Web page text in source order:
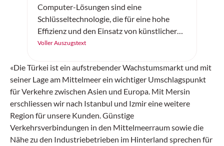
Computer-Lösungen sind eine
Schlüsseltechnologie, die für eine hohe
Effizienz und den Einsatz von künstlicher
Intelligenz in der Logistik sorgen.
Voller Auszugstext
«Die Türkei ist ein aufstrebender Wachstumsmarkt und mit
seiner Lage am Mittelmeer ein wichtiger Umschlagspunkt
für Verkehre zwischen Asien und Europa. Mit Mersin
erschliessen wir nach Istanbul und Izmir eine weitere
Region für unsere Kunden. Günstige
Verkehrsverbindungen in den Mittelmeerraum sowie die
Nähe zu den Industriebetrieben im Hinterland sprechen für